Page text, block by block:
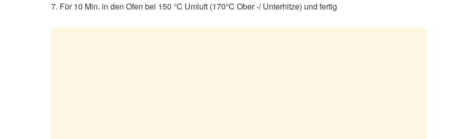
7. Für 10 Min. in den Ofen bei 150 °C Umluft (170°C Ober -/ Unterhitze) und fertig